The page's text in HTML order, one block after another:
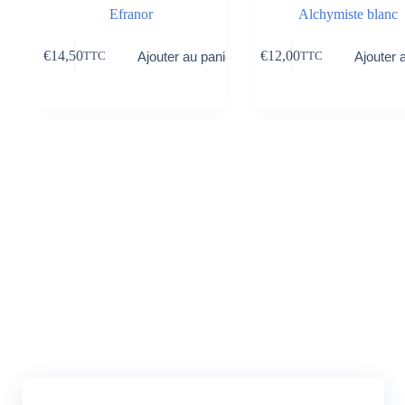
Efranor
€14,50TTC Ajouter au panier
Alchymiste blanc
€12,00TTC Ajouter